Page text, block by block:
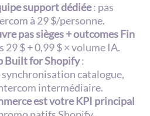
support dédiée : pas
à 29 $/personne.
pas sièges + outcomes Fin
29 $ + 0,99 $ × volume IA.
Built for Shopify :
catalogue,
intermédiaire.
est votre KPI principal